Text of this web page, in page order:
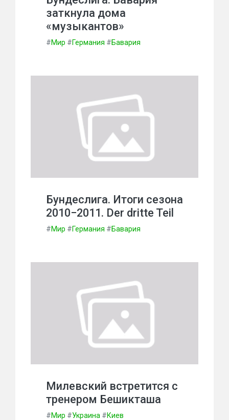
заткнула дома
«музыкантов»
#Мир #Германия #Бавария
Бундеслига. Итоги сезона
2010−2011. Der dritte Teil
#Мир #Германия #Бавария
Милевский встретится с
тренером Бешикташа
#Мир #Украина #Киев